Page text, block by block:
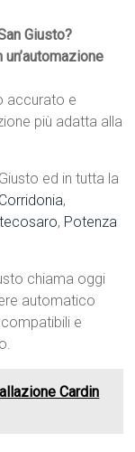
Giusto?
accurato e
più adatta alla
ed in tutta la
Corridonia,
, Potenza
chiama oggi
automatico
e
Cardin